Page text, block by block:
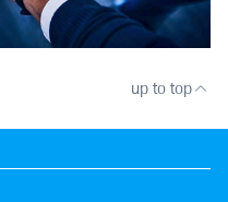
up to top